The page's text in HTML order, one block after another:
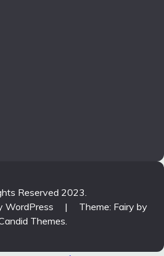
Reserved 2023.
WordPress
|
Theme: Fairy by
Themes